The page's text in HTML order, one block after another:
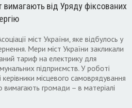
вимагають від Уряду фіксованих
міст України, яке відбулось у
Мери міст України закликали
тариф на електрику для
підприємств. У роботі
керівники місцевого самоврядування
вимагають громади – в матеріалі